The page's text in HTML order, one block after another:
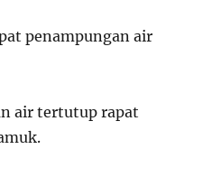
penampungan air
air tertutup rapat